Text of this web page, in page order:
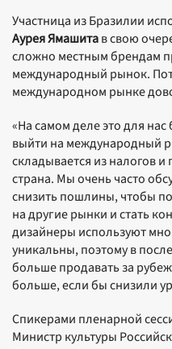
Участница из Бразилии
Аурея Ямашитав свою
сложно местным брендам
международный рынок.
международном рынке
«На самом деле это для
выйти на международный
складывается из налогов
страна. Мы очень часто
снизить пошлины, чтобы
на другие рынки и стать
дизайнеры используют
уникальны, поэтому в
больше продавать за
больше, если бы снизили
Спикерами пленарной
Министр культуры